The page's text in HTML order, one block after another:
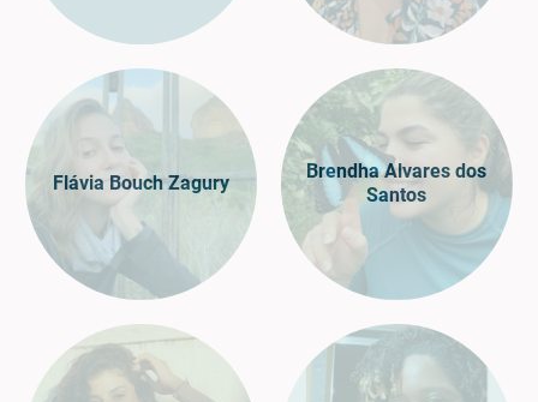
Flávia Bouch Zagury
Brendha Alvares dos
Santos